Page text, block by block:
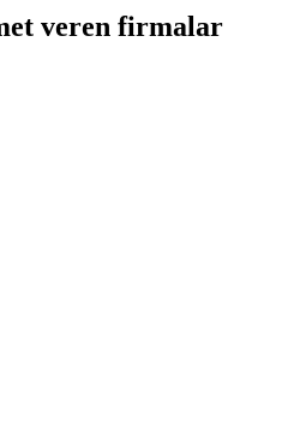
veren firmalar